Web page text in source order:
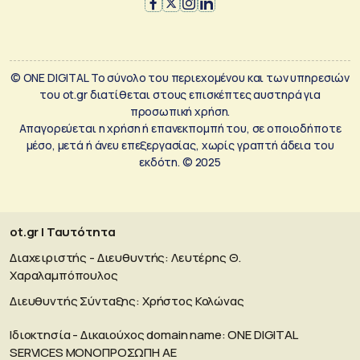
© ONE DIGITAL Το σύνολο του περιεχομένου και των υπηρεσιών
του ot.gr διατίθεται στους επισκέπτες αυστηρά για
προσωπική χρήση.
Απαγορεύεται η χρήση ή επανεκπομπή του, σε οποιοδήποτε
μέσο, μετά ή άνευ επεξεργασίας, χωρίς γραπτή άδεια του
εκδότη. © 2025
ot.gr | Ταυτότητα
Διαχειριστής - Διευθυντής: Λευτέρης Θ.
Χαραλαμπόπουλος
Διευθυντής Σύνταξης: Χρήστος Κολώνας
Ιδιοκτησία - Δικαιούχος domain name: ΟΝΕ DIGITAL
SERVICES MONOΠΡΟΣΩΠΗ ΑΕ